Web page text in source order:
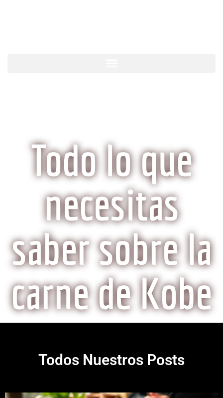
Todo lo que
necesitas
saber sobre la
carne de Kobe
Todos Nuestros Posts